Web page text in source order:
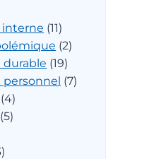
(11)
(2)
(19)
(7)
(4)
(5)